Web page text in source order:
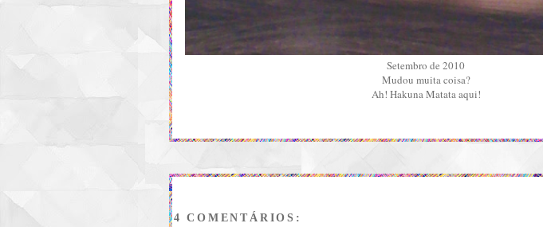
Setembro de 2010
Mudou muita coisa?
Ah! Hakuna Matata aqui!
4 COMENTÁRIOS: